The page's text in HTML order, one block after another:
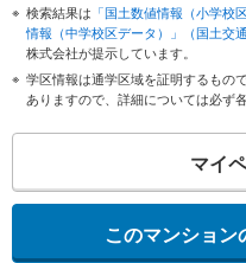
検索結果は 「国土数値情報（小学校
情報（中学校区データ）」（国土交通
株式会社が提示しています。
学区情報は通学区域を証明するもの
ありますので、詳細については必ず
マイ
このマンション